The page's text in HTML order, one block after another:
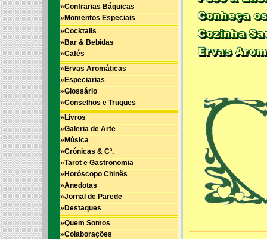
»Confrarias Báquicas
»Momentos Especiais
»Cocktails
»Bar & Bebidas
»Cafés
»Ervas Aromáticas
»Especiarias
»Glossário
»Conselhos e Truques
»Livros
»Galeria de Arte
»Música
»Crónicas & Cª.
»Tarot e Gastronomia
»Horóscopo Chinês
»Anedotas
»Jornal de Parede
»Destaques
»Quem Somos
»Colaborações